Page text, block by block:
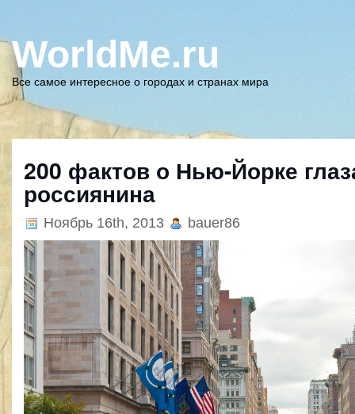
WorldMe.ru
Все самое интересное о городах и странах мира
200 фактов о Нью-Йорке
россиянина
Ноябрь 16th, 2013 bauer86